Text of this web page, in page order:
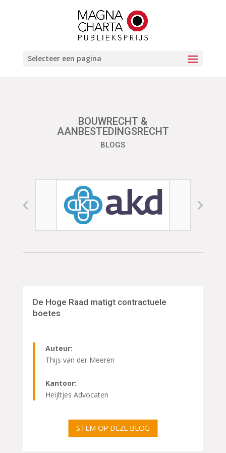
Selecteer een pagina
BOUWRECHT &
AANBESTEDINGSRECHT
BLOGS
De Hoge Raad matigt contractuele
boetes
Auteur:
Thijs van der Meeren
Kantoor:
Heijltjes Advocaten
STEM OP DEZE BLOG